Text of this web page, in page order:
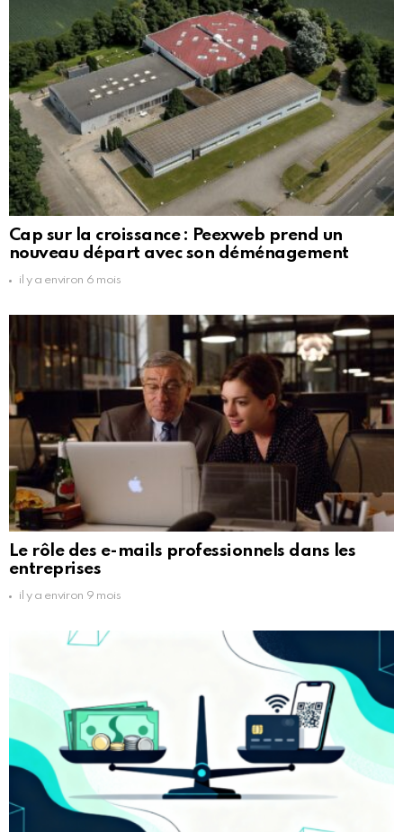
Cap sur la croissance : Peexweb prend un
nouveau départ avec son déménagement
il y a environ 6 mois
Le rôle des e-mails professionnels dans les
entreprises
il y a environ 9 mois